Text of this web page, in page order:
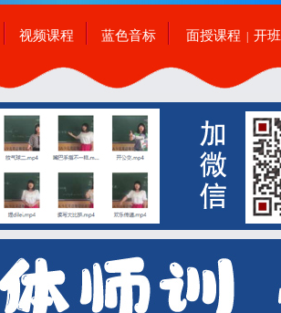
视频课程 蓝色音标 面授课程 开班